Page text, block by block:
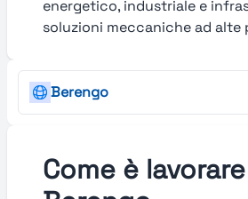
energetico, industriale e
soluzioni meccaniche ad alte
Berengo
Come è